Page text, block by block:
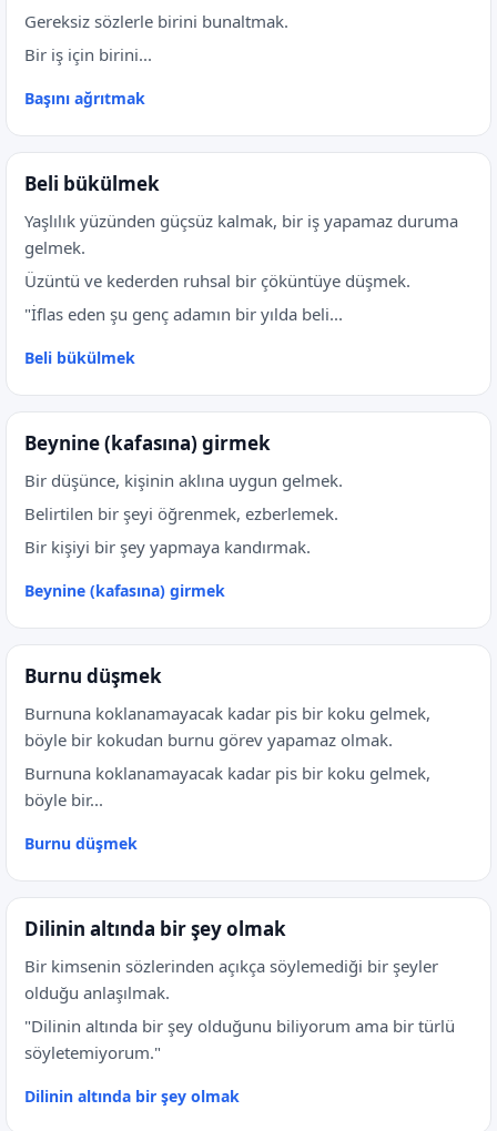
Gereksiz sözlerle birini bunaltmak.
Bir iş için birini...
Başını ağrıtmak
Beli bükülmek
Yaşlılık yüzünden güçsüz kalmak, bir iş yapamaz duruma
gelmek.
Üzüntü ve kederden ruhsal bir çöküntüye düşmek.
"İflas eden şu genç adamın bir yılda beli...
Beli bükülmek
Beynine (kafasına) girmek
Bir düşünce, kişinin aklına uygun gelmek.
Belirtilen bir şeyi öğrenmek, ezberlemek.
Bir kişiyi bir şey yapmaya kandırmak.
Beynine (kafasına) girmek
Burnu düşmek
Burnuna koklanamayacak kadar pis bir koku gelmek,
böyle bir kokudan burnu görev yapamaz olmak.
Burnuna koklanamayacak kadar pis bir koku gelmek,
böyle bir...
Burnu düşmek
Dilinin altında bir şey olmak
Bir kimsenin sözlerinden açıkça söylemediği bir şeyler
olduğu anlaşılmak.
"Dilinin altında bir şey olduğunu biliyorum ama bir türlü
söyletemiyorum."
Dilinin altında bir şey olmak